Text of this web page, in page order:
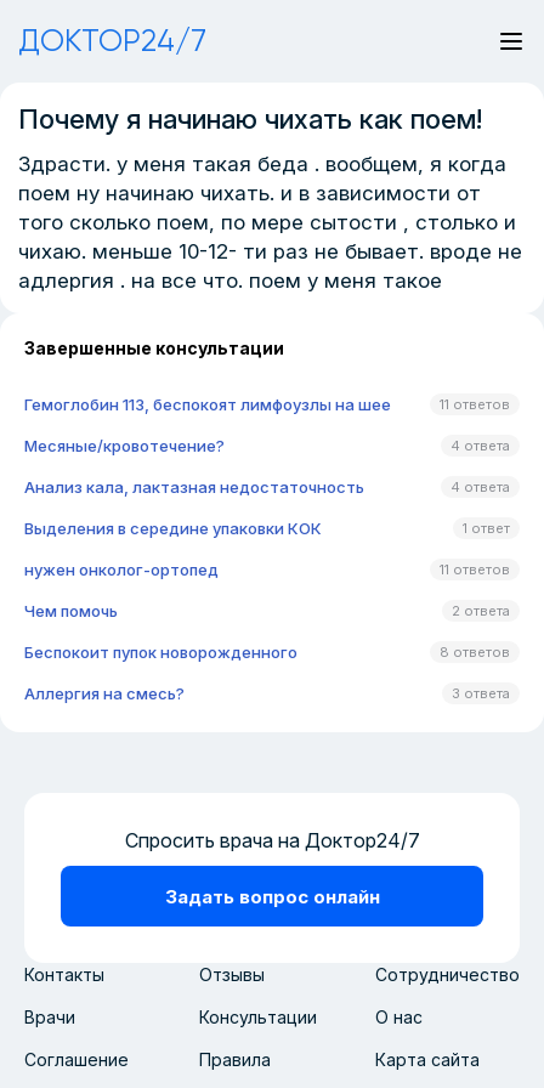
ДОКТОР24/7
Почему я начинаю чихать как поем!
Здрасти. у меня такая беда . вообщем, я когда
поем ну начинаю чихать. и в зависимости от
того сколько поем, по мере сытости , столько и
чихаю. меньше 10-12- ти раз не бывает. вроде не
адлергия . на все что. поем у меня такое
Завершенные консультации
Гемоглобин 113, беспокоят лимфоузлы на шее 11 ответов
Месяные/кровотечение? 4 ответа
Анализ кала, лактазная недостаточность 4 ответа
Выделения в середине упаковки КОК 1 ответ
нужен онколог-ортопед 11 ответов
Чем помочь 2 ответа
Беспокоит пупок новорожденного 8 ответов
Аллергия на смесь? 3 ответа
Контакты Отзывы Сотрудничество
Врачи Консультации О нас
Соглашение Правила Карта сайта
Спросить врача на Доктор24/7
Задать вопрос онлайн